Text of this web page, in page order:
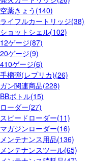
空薬きょう(140)
ライフルカートリッジ(38)
ショットシェル(102)
12ゲージ(87)
20ゲージ(9)
410ゲージ(6)
手榴弾(レプリカ)(26)
ガン関連商品(228)
BBボトル(15)
ローダー(27)
スピードローダー(11)
マガジンローダー(16)
メンテナンス用品(136)
メンテナンスツール(65)